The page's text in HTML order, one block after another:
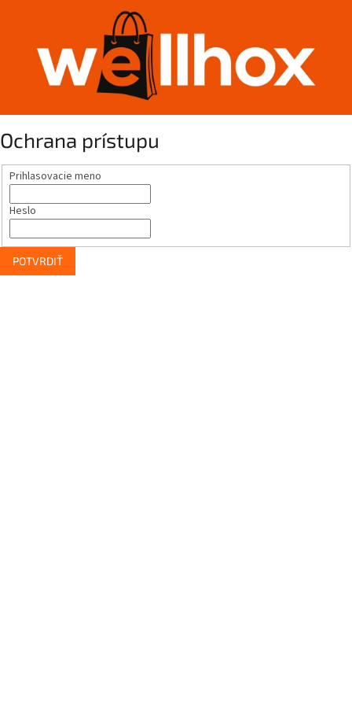
Ochrana prístupu
Prihlasovacie meno
Heslo
POTVRDIŤ